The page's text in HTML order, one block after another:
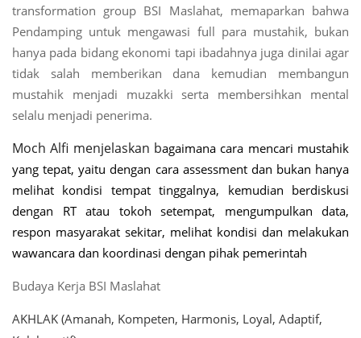
transformation group BSI Maslahat, memaparkan bahwa
Pendamping untuk mengawasi full para mustahik, bukan
hanya pada bidang ekonomi tapi ibadahnya juga dinilai agar
tidak salah memberikan dana kemudian membangun
mustahik menjadi muzakki serta membersihkan mental
selalu menjadi penerima.
Moch Alfi menjelaskan bagaimana cara mencari mustahik
yang tepat, yaitu dengan cara assessment dan bukan hanya
melihat kondisi tempat tinggalnya, kemudian berdiskusi
dengan RT atau tokoh setempat, mengumpulkan data,
respon masyarakat sekitar, melihat kondisi dan melakukan
wawancara dan koordinasi dengan pihak pemerintah
Budaya Kerja BSI Maslahat
AKHLAK (Amanah, Kompeten, Harmonis, Loyal, Adaptif,